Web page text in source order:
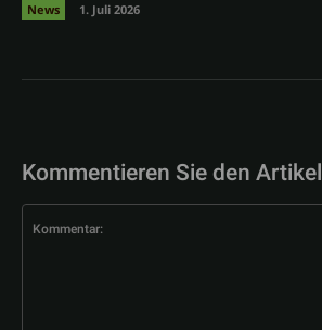
News 1. Juli 2026
Kommentieren Sie den Artikel